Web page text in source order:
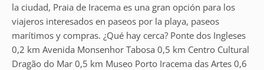
la ciudad, Praia de Iracema es una gran opción para los
viajeros interesados en paseos por la playa, paseos
marítimos y compras. ¿Qué hay cerca? Ponte dos Ingleses
0,2 km Avenida Monsenhor Tabosa 0,5 km Centro Cultural
Dragão do Mar 0,5 km Museo Porto Iracema das Artes 0,6